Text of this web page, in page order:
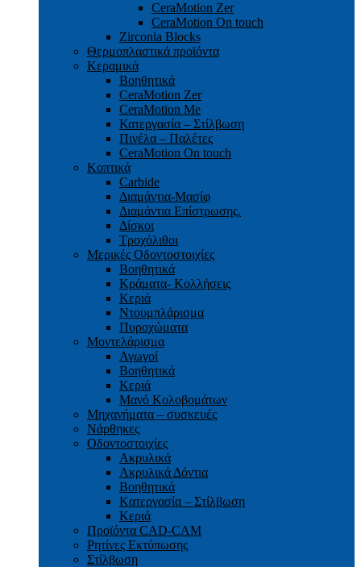
CeraMotion Zer
CeraMotion On touch
Zirconia Blocks
Θερμοπλαστικά προϊόντα
Κεραμικά
Βοηθητικά
CeraMotion Zer
CeraMotion Me
Κατεργασία – Στίλβωση
Πινέλα – Παλέτες
CeraMotion On touch
Κοπτικά
Carbide
Διαμάντια-Μασίφ
Διαμάντια Επίστρωσης.
Δίσκοι
Τροχόλιθοι
Μερικές Οδοντοστοιχίες
Bοηθητικά
Κράματα- Κολλήσεις
Κεριά
Ντουμπλάρισμα
Πυροχώματα
Μοντελάρισμα
Αγωγοί
Βoηθητικά
Κεριά
Μανό Κολοβομάτων
Μηχανήματα – συσκευές
Νάρθηκες
Οδοντοστοιχίες
Aκρυλικά
Ακρυλικά Δόντια
Βoηθητικά
Kατεργασία – Στίλβωση
Κεριά
Προϊόντα CAD-CAM
Ρητίνες Εκτύπωσης
Στίλβωση